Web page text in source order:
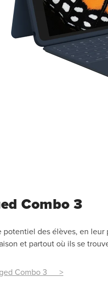
Combo 3
potentiel des élèves, en
et partout où ils se
Combo 3 >